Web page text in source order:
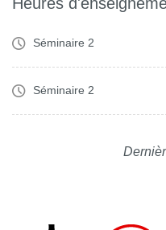
Séminaire 2
Séminaire 2